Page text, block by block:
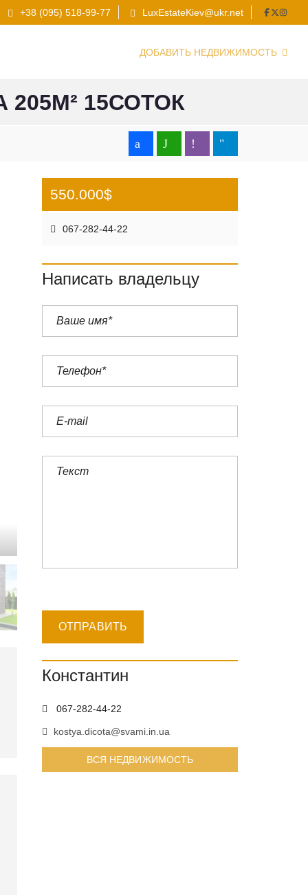
+38 (095) 518-99-77 LuxEstateKiev@ukr.net
ДОБАВИТЬ НЕДВИЖИМОСТЬ
15СОТОК
550.000$
067-282-44-22
Написать владельцу
Константин
067-282-44-22
kostya.dicota@svami.in.ua
ВСЯ НЕДВИЖИМОСТЬ